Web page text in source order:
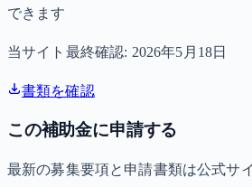
できます
当サイト最終確認: 2026年5月18日
書類を確認
この補助金に申請する
最新の募集要項と申請書類は公式サ